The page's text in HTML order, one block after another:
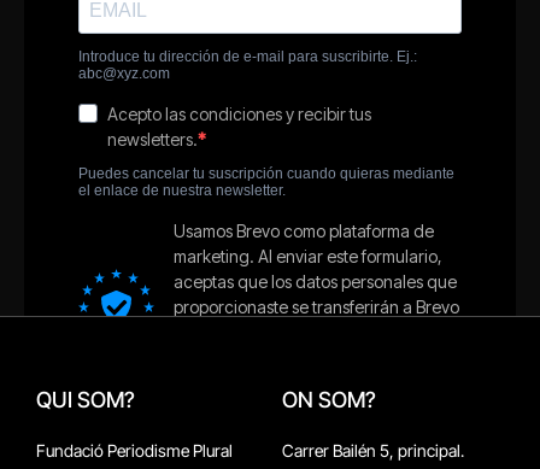
QUI SOM?
Fundació Periodisme Plural
ON SOM?
Carrer Bailén 5, principal.